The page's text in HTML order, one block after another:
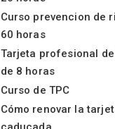
Curso prevencion de
60 horas
Tarjeta profesional
de 8 horas
Curso de TPC
Cómo renovar la